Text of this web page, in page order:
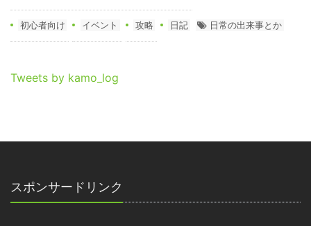
初心者向け イベント 攻略 日記 日常の出来事とか
Tweets by kamo_log
スポンサードリンク